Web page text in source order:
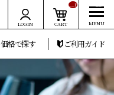
LOGIN CART
__ITM_CNT__
価格で探す ご利用ガイド